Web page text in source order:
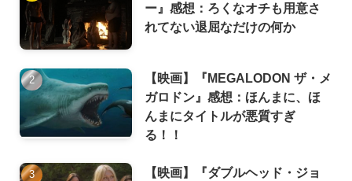
ー』感想：ろくなオチも用意さ
れてない退屈なだけの何か
【映画】『MEGALODON ザ・メ
ガロドン』感想：ほんまに、ほ
んまにタイトルが悪質すぎ
る！！
【映画】『ダブルヘッド・ジョ